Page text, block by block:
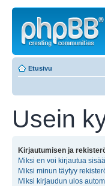
Etusivu
Usein
Kirjautumisen ja
Miksi en voi kirjautua
Miksi minun täytyy
Miksi kirjaudun ulos